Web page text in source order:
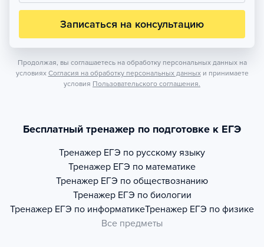
Записаться на консультацию
Продолжая, вы соглашаетесь на обработку персональных данных на
условиях Согласия на обработку персональных данных и принимаете
условия Пользовательского соглашения.
Бесплатный тренажер по подготовке к ЕГЭ
Тренажер ЕГЭ по русскому языку
Тренажер ЕГЭ по математике
Тренажер ЕГЭ по обществознанию
Тренажер ЕГЭ по биологии
Тренажер ЕГЭ по информатикеТренажер ЕГЭ по физике
Все предметы